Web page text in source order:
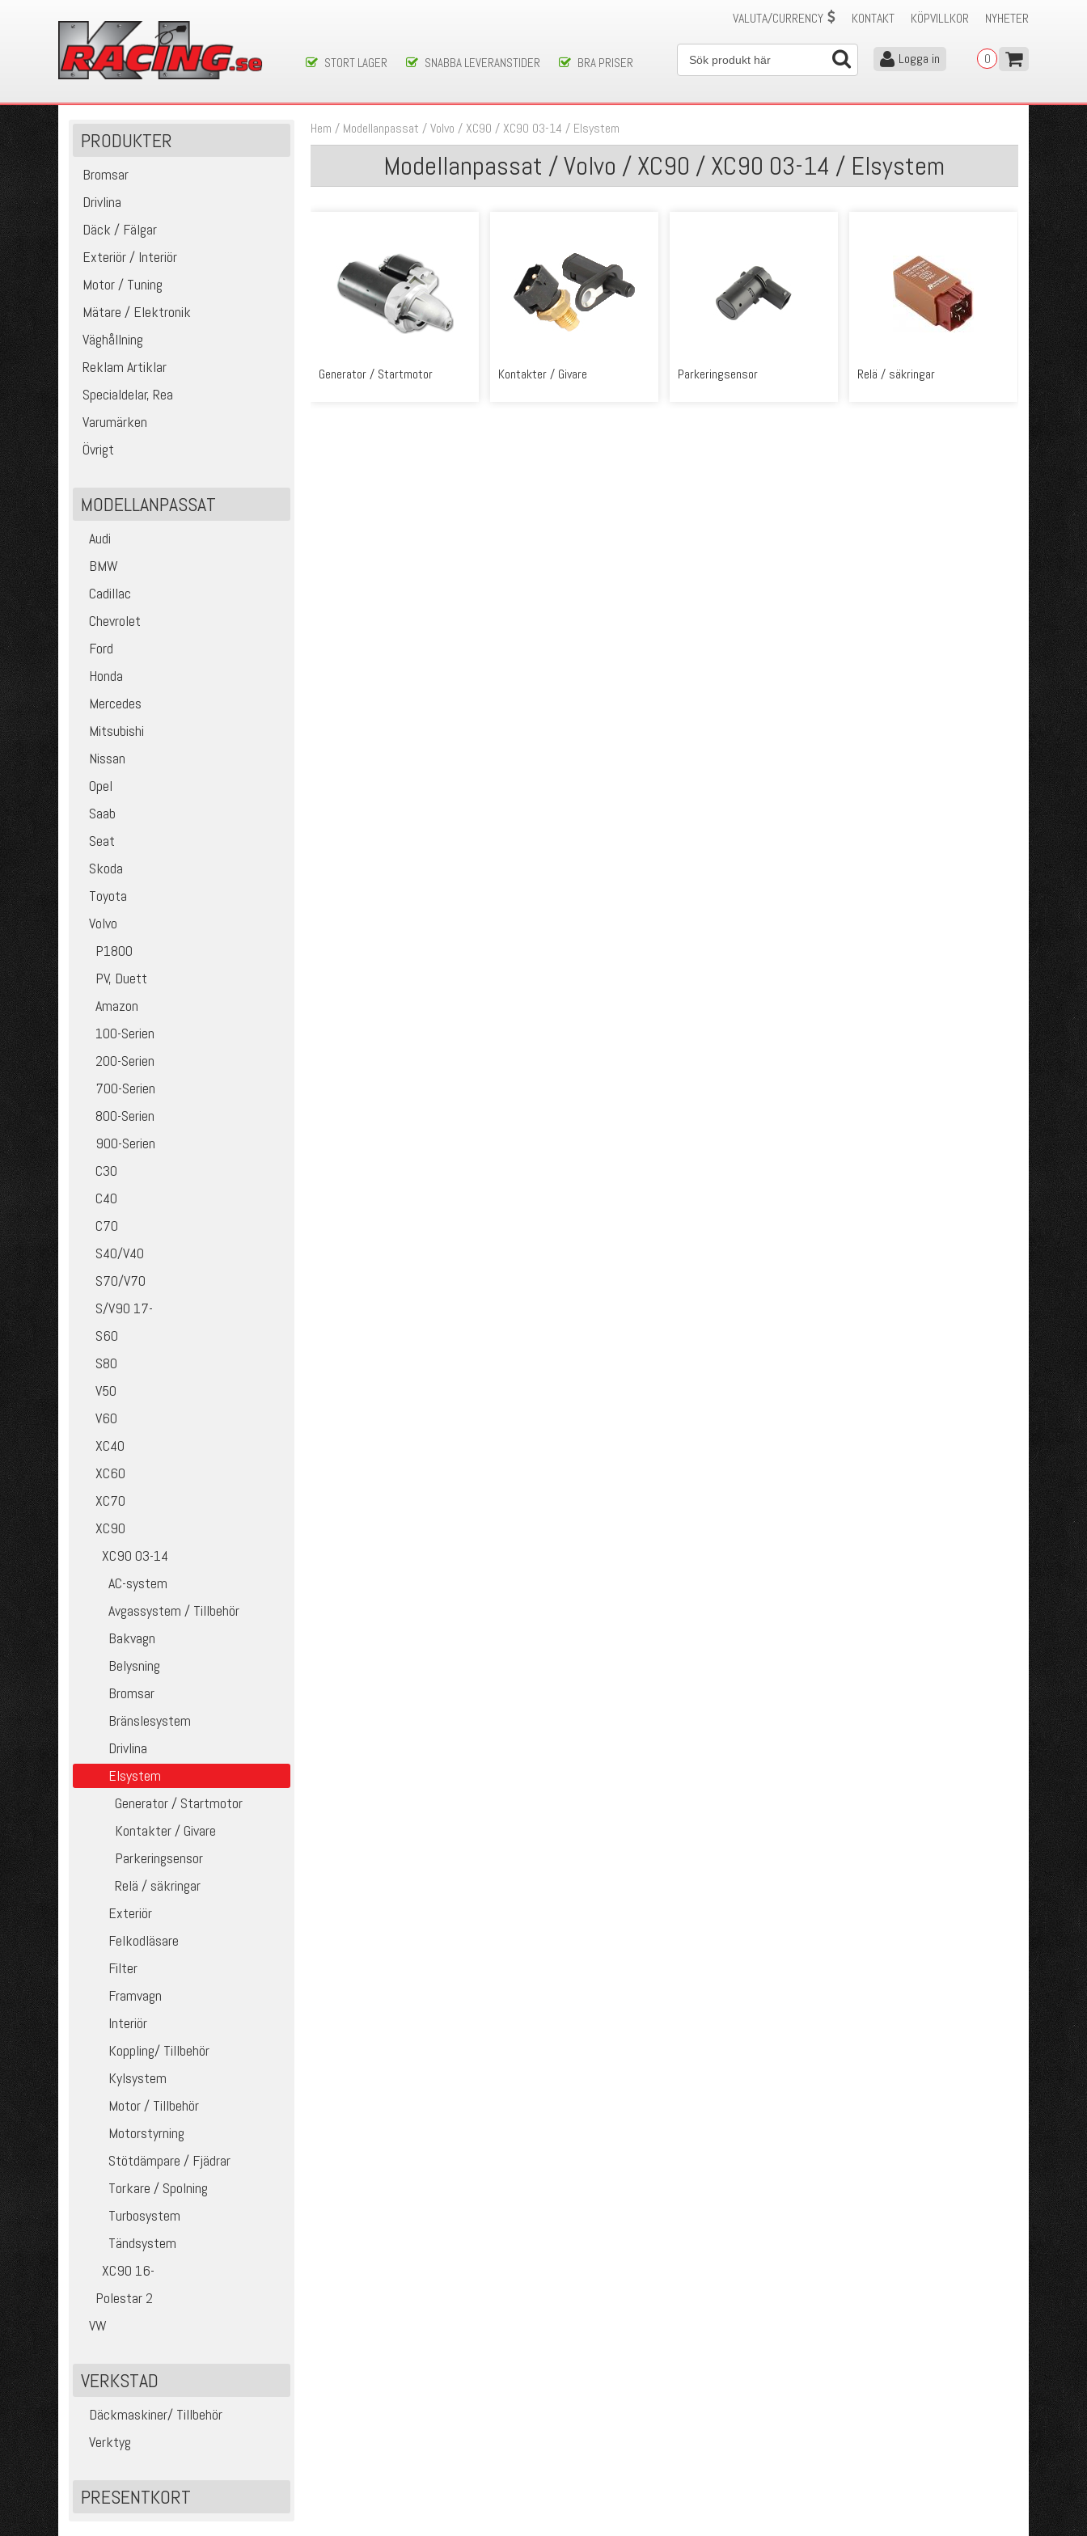
NYHETER
KÖPVILLKOR
KONTAKT
VALUTA/CURRENCY
STORT LAGER SNABBA LEVERANSTIDER BRA PRISER 0
Logga in
PRODUKTER
Bromsar
Drivlina
Däck / Fälgar
Exteriör / Interiör
Motor / Tuning
Mätare / Elektronik
Väghållning
Reklam Artiklar
Specialdelar, Rea
Varumärken
Övrigt
MODELLANPASSAT
Audi
BMW
Cadillac
Chevrolet
Ford
Honda
Mercedes
Mitsubishi
Nissan
Opel
Saab
Seat
Skoda
Toyota
Volvo
P1800
PV, Duett
Amazon
100-Serien
200-Serien
700-Serien
800-Serien
900-Serien
C30
C40
C70
S40/V40
S70/V70
S/V90 17-
S60
S80
V50
V60
XC40
XC60
XC70
XC90
XC90 03-14
AC-system
Avgassystem / Tillbehör
Bakvagn
Belysning
Bromsar
Bränslesystem
Drivlina
Elsystem
Generator / Startmotor
Kontakter / Givare
Parkeringsensor
Relä / säkringar
Exteriör
Felkodläsare
Filter
Framvagn
Interiör
Koppling/ Tillbehör
Kylsystem
Motor / Tillbehör
Motorstyrning
Stötdämpare / Fjädrar
Torkare / Spolning
Turbosystem
Tändsystem
XC90 16-
Polestar 2
VW
VERKSTAD
Däckmaskiner/ Tillbehör
Verktyg
PRESENTKORT
Hem / Modellanpassat /Volvo /XC90 /XC90 03-14 / Elsystem
Modellanpassat / Volvo / XC90 / XC90 03-14 / Elsystem
Generator / Startmotor Kontakter / Givare Parkeringsensor Relä / säkringar